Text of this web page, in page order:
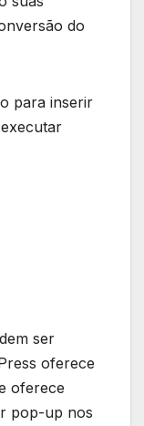
do
para inserir
ser
oferece
oferece
pop-up nos